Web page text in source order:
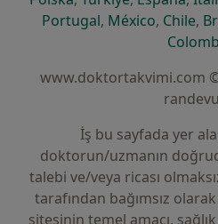
Portugalyeni bir sekmede
, Méxicoyeni bir
, Chile,
www.doktortakvimi.com
İş bu sayfada yer
doktorun/uzmanın
talebi ve/veya ricası
tarafından bağımsız
sitesinin temel amacı,